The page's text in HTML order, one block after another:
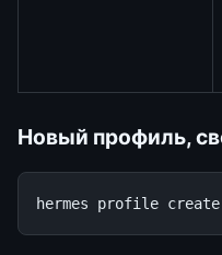
Новый профиль,
hermes profile create